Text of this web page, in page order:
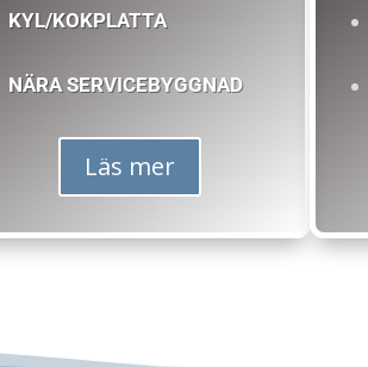
KYL/KOKPLATTA
NÄRA SERVICEBYGGNAD
Läs mer